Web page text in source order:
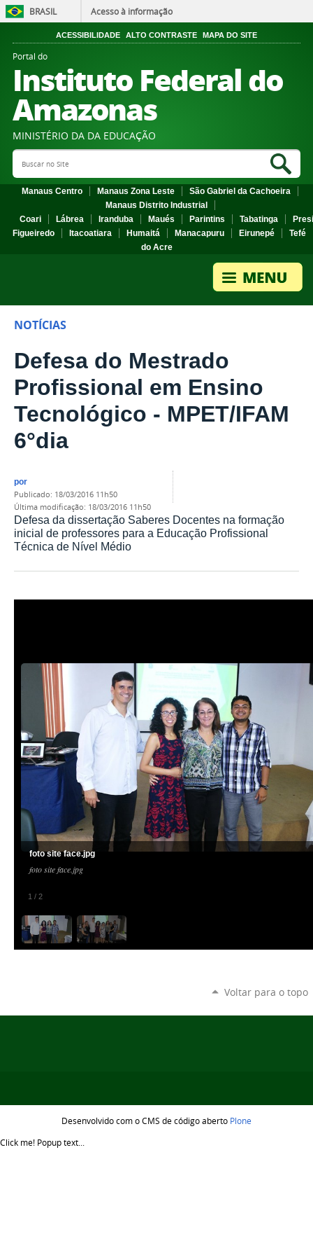
BRASIL Acesso à informação
ACESSIBILIDADE ALTO CONTRASTE MAPA DO SITE
Portal do
Instituto Federal do
Amazonas
MINISTÉRIO DA DA EDUCAÇÃO
Search Site
Manaus Centro Manaus Zona Leste
São Gabriel da Cachoeira
Manaus Distrito Industrial
Coari
Lábrea Iranduba Maués Parintins Tabatinga
Figueiredo
Itacoatiara Humaitá Manacapuru Eirunepé
Tefé
do Acre
NOTÍCIAS
Defesa do Mestrado
Profissional em Ensino
Tecnológico - MPET/IFAM
6°dia
por
publicado: 18/03/2016 11h50
última modificação: 18/03/2016 11h50
Defesa da dissertação Saberes Docentes na formação
inicial de professores para a Educação Profissional
Técnica de Nível Médio
1 / 2
foto site face.jpg
foto site face.jpg
Voltar para o topo
Desenvolvido com o CMS de código aberto Plone
Click me! Popup text...